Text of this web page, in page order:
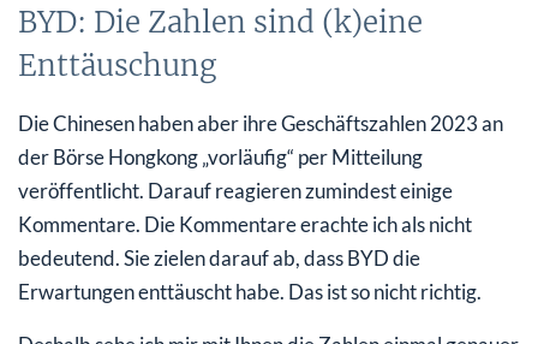
BYD: Die Zahlen sind (k)eine
Enttäuschung
Die Chinesen haben aber ihre Geschäftszahlen 2023 an
der Börse Hongkong „vorläufig“ per Mitteilung
veröffentlicht. Darauf reagieren zumindest einige
Kommentare. Die Kommentare erachte ich als nicht
bedeutend. Sie zielen darauf ab, dass BYD die
Erwartungen enttäuscht habe. Das ist so nicht richtig.